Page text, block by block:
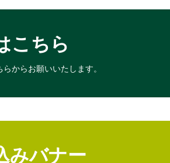
こちら
らからお願いいたします。
みバナー